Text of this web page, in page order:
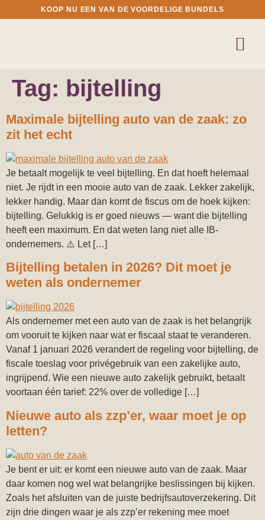
KOOP NU EEN VAN DE VOORDELIGE BUNDELS
Tag: bijtelling
Maximale bijtelling auto van de zaak: zo
zit het echt
Je betaalt mogelijk te veel bijtelling. En dat hoeft helemaal
niet. Je rijdt in een mooie auto van de zaak. Lekker zakelijk,
lekker handig. Maar dan komt de fiscus om de hoek kijken:
bijtelling. Gelukkig is er goed nieuws — want die bijtelling
heeft een maximum. En dat weten lang niet alle IB-
ondernemers. ⚠️ Let […]
Bijtelling betalen in 2026? Dit moet je
weten als ondernemer
Als ondernemer met een auto van de zaak is het belangrijk
om vooruit te kijken naar wat er fiscaal staat te veranderen.
Vanaf 1 januari 2026 verandert de regeling voor bijtelling, de
fiscale toeslag voor privégebruik van een zakelijke auto,
ingrijpend. Wie een nieuwe auto zakelijk gebruikt, betaalt
voortaan één tarief: 22% over de volledige […]
Nieuwe auto als zzp’er, waar moet je op
letten?
Je bent er uit: er komt een nieuwe auto van de zaak. Maar
daar komen nog wel wat belangrijke beslissingen bij kijken.
Zoals het afsluiten van de juiste bedrijfsautoverzekering. Dit
zijn drie dingen waar je als zzp’er rekening mee moet